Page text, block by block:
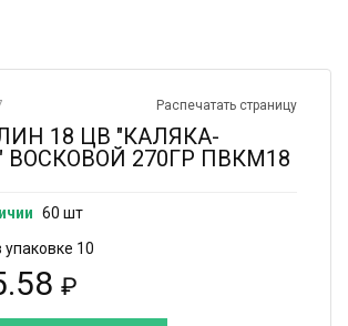
Распечатать страницу
18 ЦВ "КАЛЯКА-
270ГР ПВКМ18
60 шт
упаковке 10
₽